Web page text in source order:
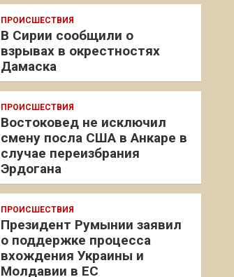
ПРОИСШЕСТВИЯ
В Сирии сообщили о
взрывах в окрестностях
Дамаска
ПРОИСШЕСТВИЯ
Востоковед не исключил
смену посла США в Анкаре в
случае переизбрания
Эрдогана
ПРОИСШЕСТВИЯ
Президент Румынии заявил
о поддержке процесса
вхождения Украины и
Молдавии в ЕС